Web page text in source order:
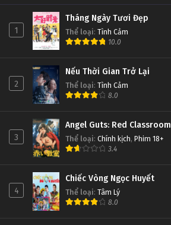
1
Tháng Ngày Tươi Đẹp
Thể loại: Tình Cảm
10.0
2
Nếu Thời Gian Trở Lại
Thể loại: Tình Cảm
8.0
3
Angel Guts: Red Classroom
Thể loại: Chính kịch, Phim 18+
3.4
4
Chiếc Vòng Ngọc Huyết
Thể loại: Tâm Lý
8.0